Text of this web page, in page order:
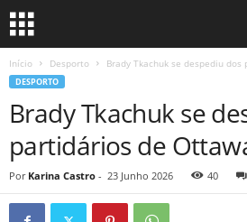
Início Desporto Brady Tkachuk se despediu
DESPORTO
Brady Tkachuk se
partidários de
Por Karina Castro - 23 Junho 2026 40